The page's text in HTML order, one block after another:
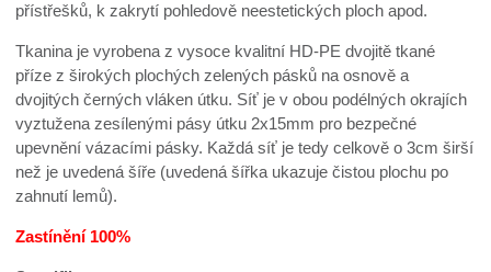
přístřešků, k zakrytí pohledově neestetických ploch apod.
Tkanina je vyrobena z vysoce kvalitní HD-PE dvojitě tkané
příze z širokých plochých zelených pásků na osnově a
dvojitých černých vláken útku. Síť je v obou podélných okrajích
vyztužena zesílenými pásy útku 2x15mm pro bezpečné
upevnění vázacími pásky. Každá síť je tedy celkově o 3cm širší
než je uvedená šíře (uvedená šířka ukazuje čistou plochu po
zahnutí lemů).
Zastínění 100%